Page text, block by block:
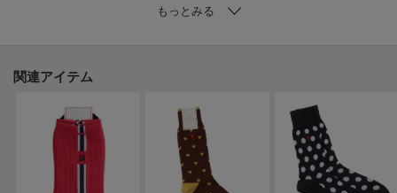
底には別注のブランドロゴプリントを施し、オリジナリティのある一本に仕
スポーツブランドやアウトドアブランドを手掛ける国内有数の工場にて編み
※照明の関係により、実際よりも色味が違って見える場合があります。ま
た、パソコン・スマートフォンなどの環境により、若干製品と画像のカラー
関連アイテム